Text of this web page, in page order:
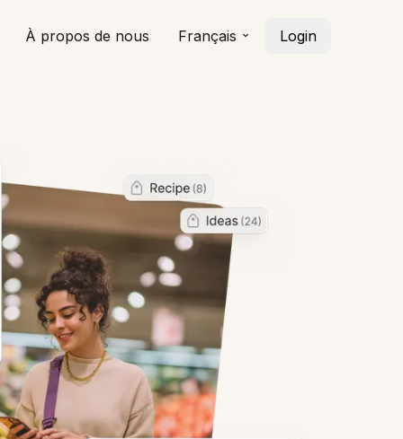
À propos de nous Français Login